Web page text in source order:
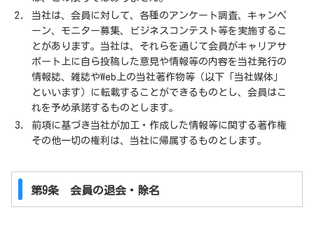
当社は、会員に対して、各種のアンケート調査、キャンペ
ーン、モニター募集、ビジネスコンテスト等を実施するこ
とがあります。当社は、それらを通じて会員がキャリアサ
ポート上に自ら投稿した意見や情報等の内容を当社発行の
情報誌、雑誌やWeb上の当社著作物等（以下「当社媒体」
といいます）に転載することができるものとし、会員はこ
れを予め承諾するものとします。
前項に基づき当社が加工・作成した情報等に関する著作権
その他一切の権利は、当社に帰属するものとします。
第9条 会員の退会・除名